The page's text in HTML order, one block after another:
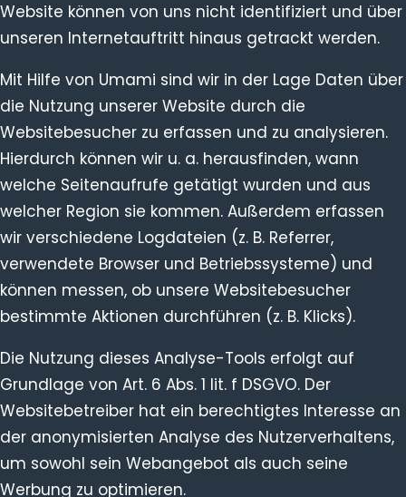
Website können von uns nicht identifiziert und über
unseren Internetauftritt hinaus getrackt werden.
Mit Hilfe von Umami sind wir in der Lage Daten über
die Nutzung unserer Website durch die
Websitebesucher zu erfassen und zu analysieren.
Hierdurch können wir u. a. herausfinden, wann
welche Seitenaufrufe getätigt wurden und aus
welcher Region sie kommen. Außerdem erfassen
wir verschiedene Logdateien (z. B. Referrer,
verwendete Browser und Betriebssysteme) und
können messen, ob unsere Websitebesucher
bestimmte Aktionen durchführen (z. B. Klicks).
Die Nutzung dieses Analyse-Tools erfolgt auf
Grundlage von Art. 6 Abs. 1 lit. f DSGVO. Der
Websitebetreiber hat ein berechtigtes Interesse an
der anonymisierten Analyse des Nutzerverhaltens,
um sowohl sein Webangebot als auch seine
Werbung zu optimieren.